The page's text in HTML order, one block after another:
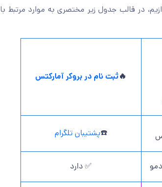
در قالب جدول زیر مختصری به موارد مرتبط با
🔥ثبت نام در بروکر آمارکتس
☎️پشتیبان تلگرام
✅ دارد